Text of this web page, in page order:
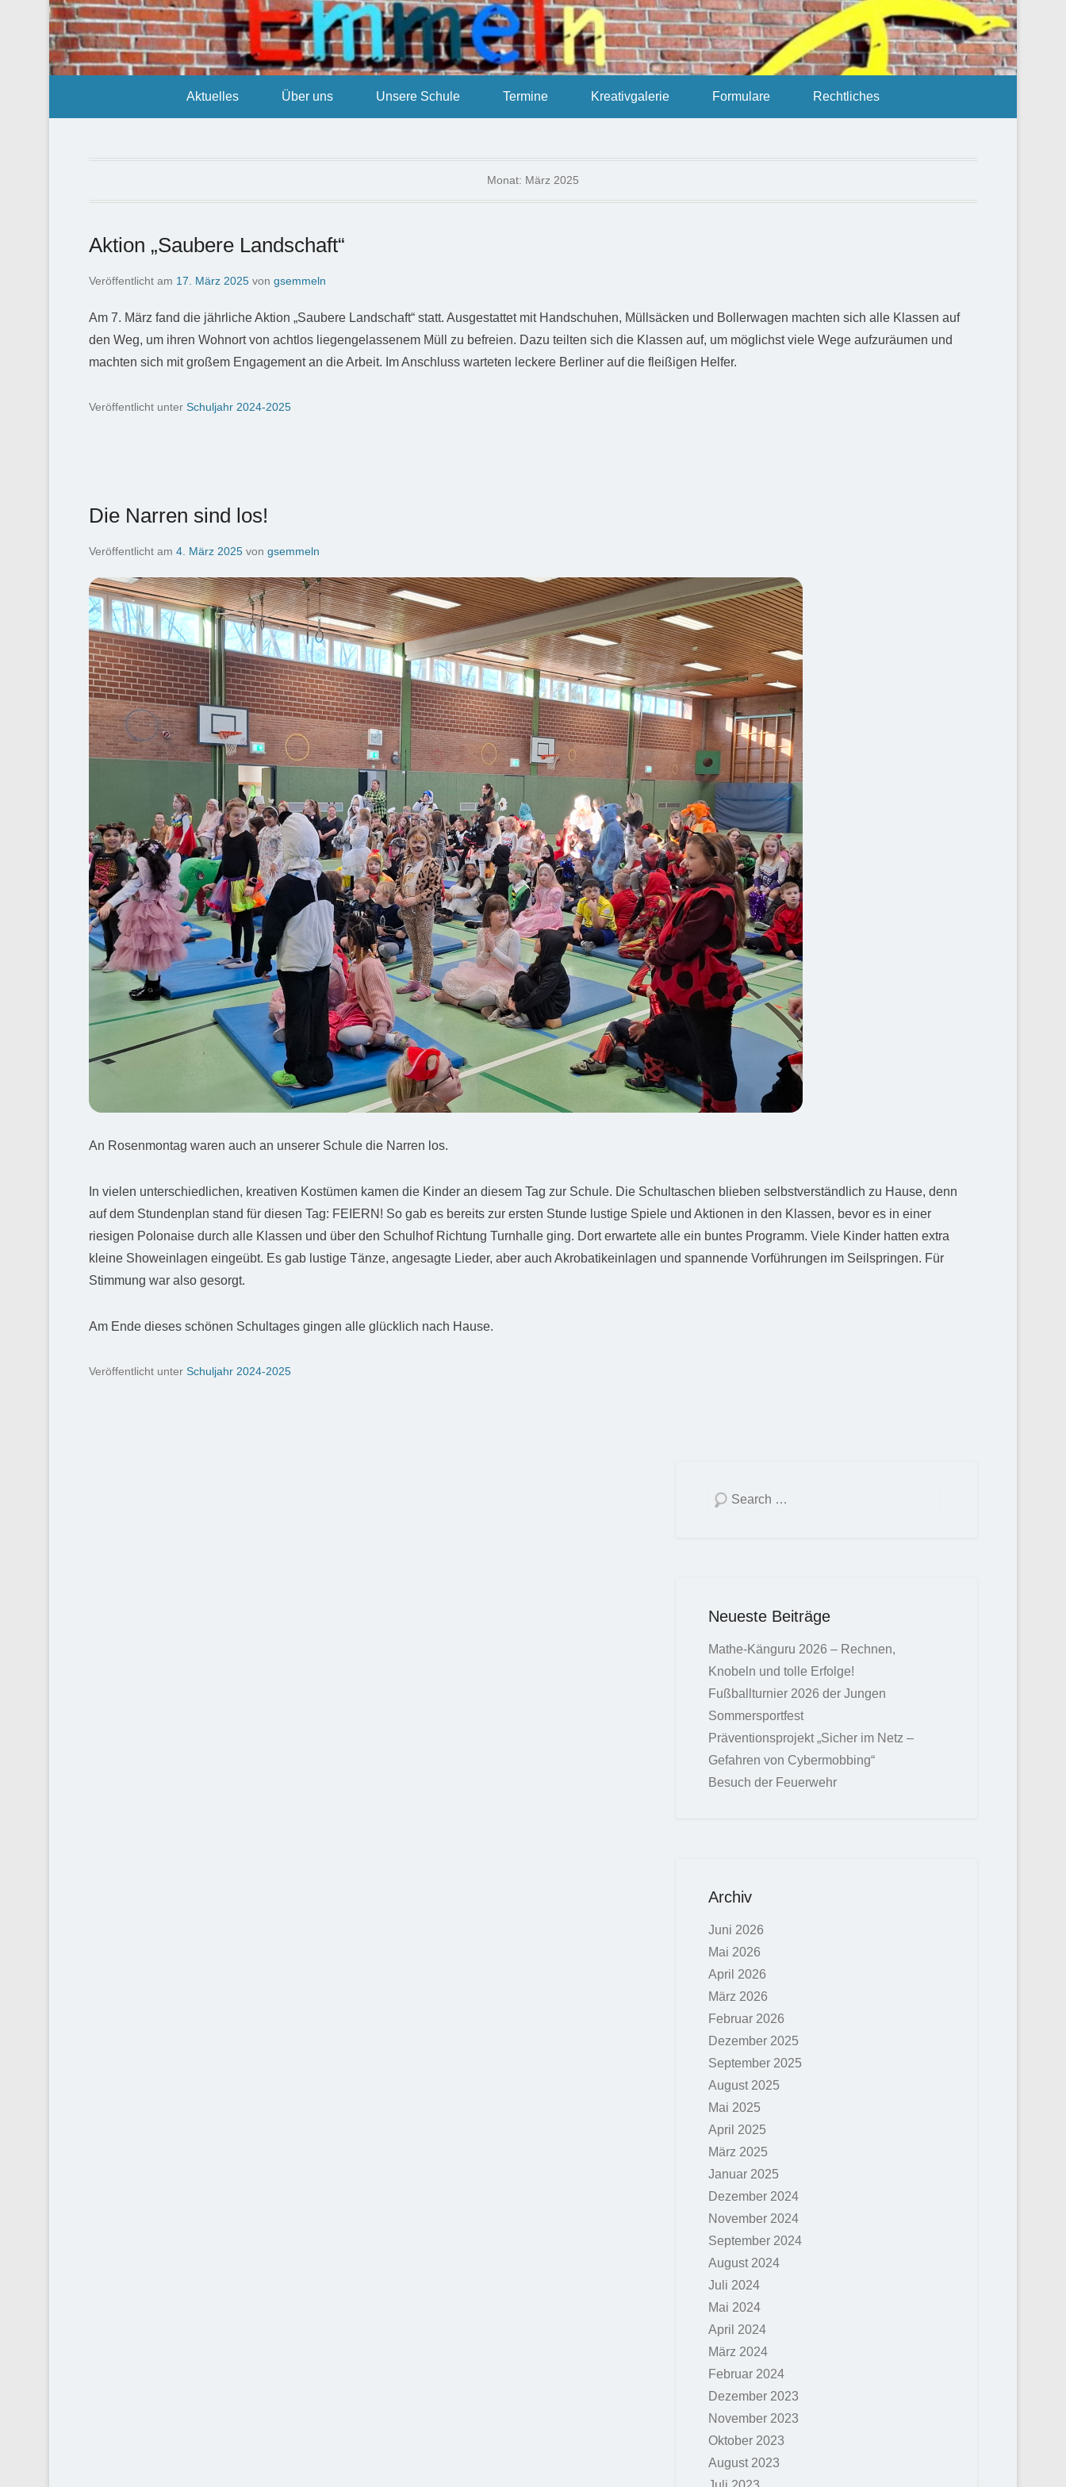
Aktuelles Über uns Unsere Schule Termine Kreativgalerie Formulare Rechtliches
Monat: März 2025
Aktion „Saubere Landschaft“
Veröffentlicht am 17. März 2025 von gsemmeln
Am 7. März fand die jährliche Aktion „Saubere Landschaft“ statt. Ausgestattet mit Handschuhen, Müllsäcken und Bollerwagen machten sich alle Klassen auf
den Weg, um ihren Wohnort von achtlos liegengelassenem Müll zu befreien. Dazu teilten sich die Klassen auf, um möglichst viele Wege aufzuräumen und
machten sich mit großem Engagement an die Arbeit. Im Anschluss warteten leckere Berliner auf die fleißigen Helfer.
Veröffentlicht unter Schuljahr 2024-2025
Die Narren sind los!
Veröffentlicht am 4. März 2025 von gsemmeln
An Rosenmontag waren auch an unserer Schule die Narren los.
In vielen unterschiedlichen, kreativen Kostümen kamen die Kinder an diesem Tag zur Schule. Die Schultaschen blieben selbstverständlich zu Hause, denn
auf dem Stundenplan stand für diesen Tag: FEIERN! So gab es bereits zur ersten Stunde lustige Spiele und Aktionen in den Klassen, bevor es in einer
riesigen Polonaise durch alle Klassen und über den Schulhof Richtung Turnhalle ging. Dort erwartete alle ein buntes Programm. Viele Kinder hatten extra
kleine Showeinlagen eingeübt. Es gab lustige Tänze, angesagte Lieder, aber auch Akrobatikeinlagen und spannende Vorführungen im Seilspringen. Für
Stimmung war also gesorgt.
Am Ende dieses schönen Schultages gingen alle glücklich nach Hause.
Veröffentlicht unter Schuljahr 2024-2025
Suchen
Neueste Beiträge
Mathe-Känguru 2026 – Rechnen,
Knobeln und tolle Erfolge!
Fußballturnier 2026 der Jungen
Sommersportfest
Präventionsprojekt „Sicher im Netz –
Gefahren von Cybermobbing“
Besuch der Feuerwehr
Archiv
Juni 2026
Mai 2026
April 2026
März 2026
Februar 2026
Dezember 2025
September 2025
August 2025
Mai 2025
April 2025
März 2025
Januar 2025
Dezember 2024
November 2024
September 2024
August 2024
Juli 2024
Mai 2024
April 2024
März 2024
Februar 2024
Dezember 2023
November 2023
Oktober 2023
August 2023